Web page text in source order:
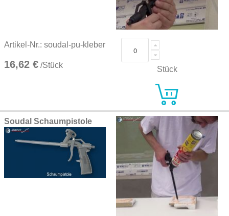
Artikel-Nr.: soudal-pu-kleber
16,62 € /Stück Stück
Soudal Schaumpistole